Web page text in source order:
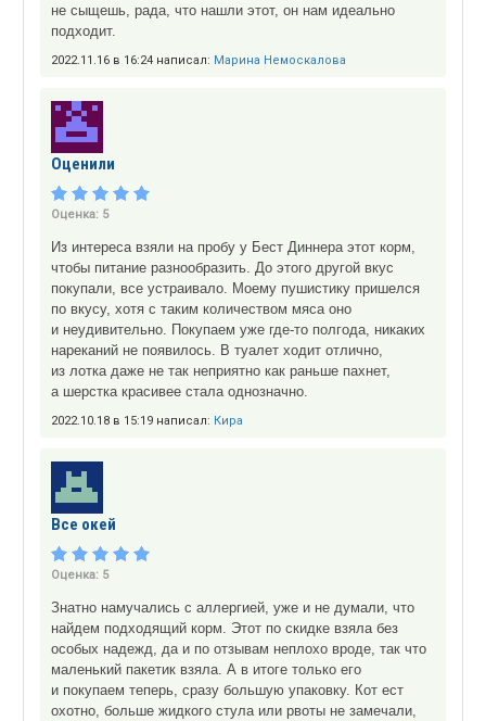
не сыщешь, рада, что нашли этот, он нам идеально
подходит.
2022.11.16 в 16:24 написал: Марина Немоскалова
Оценили
Оценка: 5
Из интереса взяли на пробу у Бест Диннера этот корм,
чтобы питание разнообразить. До этого другой вкус
покупали, все устраивало. Моему пушистику пришелся
по вкусу, хотя с таким количеством мяса оно
и неудивительно. Покупаем уже где-то полгода, никаких
нареканий не появилось. В туалет ходит отлично,
из лотка даже не так неприятно как раньше пахнет,
а шерстка красивее стала однозначно.
2022.10.18 в 15:19 написал: Кира
Все окей
Оценка: 5
Знатно намучались с аллергией, уже и не думали, что
найдем подходящий корм. Этот по скидке взяла без
особых надежд, да и по отзывам неплохо вроде, так что
маленький пакетик взяла. А в итоге только его
и покупаем теперь, сразу большую упаковку. Кот ест
охотно, больше жидкого стула или рвоты не замечали,